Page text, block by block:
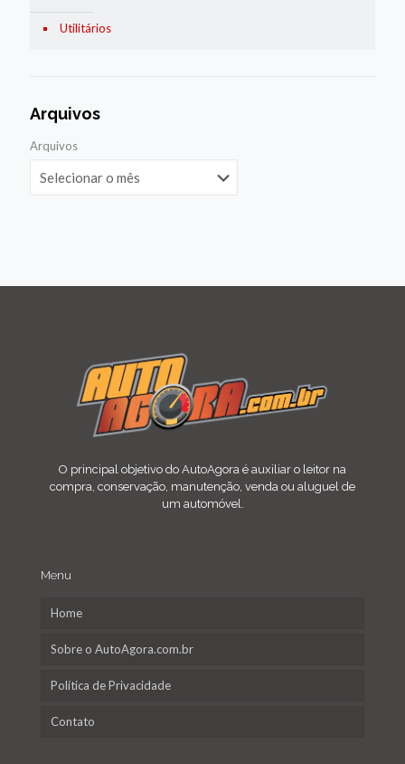
Utilitários
Arquivos
Arquivos
O principal objetivo do AutoAgora é auxiliar o leitor na
compra, conservação, manutenção, venda ou aluguel de
um automóvel.
Menu
Home
Sobre o AutoAgora.com.br
Política de Privacidade
Contato